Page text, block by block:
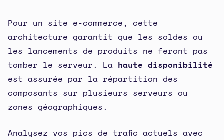
Pour un site e-commerce, cette
architecture garantit que les soldes ou
les lancements de produits ne feront pas
tomber le serveur. La haute disponibilité
est assurée par la répartition des
composants sur plusieurs serveurs ou
zones géographiques.
Analysez vos pics de trafic actuels avec